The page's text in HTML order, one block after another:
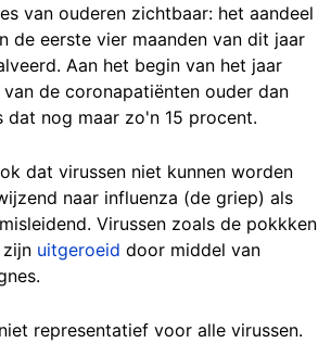
van ouderen zichtbaar: het aandeel
de eerste vier maanden van dit jaar
Aan het begin van het jaar
de coronapatiënten ouder dan
dat nog maar zo'n 15 procent.
dat virussen niet kunnen worden
naar influenza (de griep) als
Virussen zoals de pokkken
uitgeroeid door middel van
representatief voor alle virussen.